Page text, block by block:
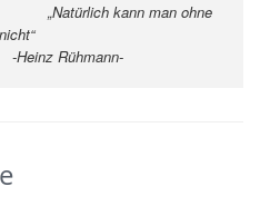
„Natürlich kann man ohne